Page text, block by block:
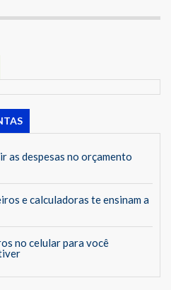
as despesas no orçamento
e calculadoras te ensinam a
no celular para você